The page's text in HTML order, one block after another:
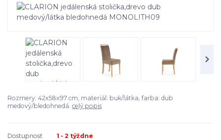
Rozmery: 42x58x97 cm, materiál: buk/látka, farba: dub
medový/bledohnedá. celý popis
Dostupnosť 1 - 2 týždne